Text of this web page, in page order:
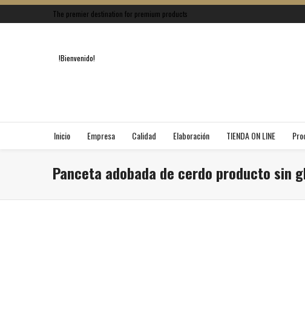
The premier destination for premium products
!Bienvenido!
Inicio Empresa Calidad Elaboración TIENDA ON LINE
Panceta adobada de cerdo producto sin